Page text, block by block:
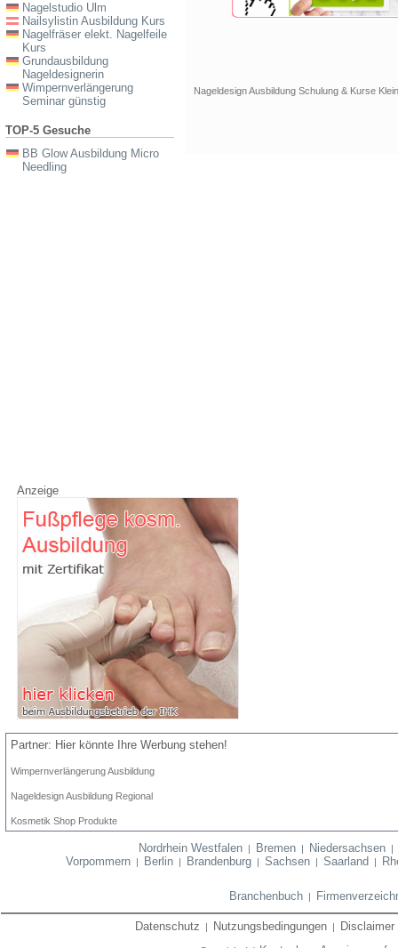
Nagelstudio Ulm
Nailsylistin Ausbildung Kurs
Nagelfräser elekt. Nagelfeile
Kurs
Grundausbildung
Nageldesignerin
Wimpernverlängerung
Seminar günstig
TOP-5 Gesuche
BB Glow Ausbildung Micro
Needling
Nageldesign Ausbildung Schulung & Kurse
Anzeige
Partner: Hier könnte Ihre Werbung stehen!
Wimpernverlängerung Ausbildung
Nageldesign Ausbildung Regional
Kosmetik Shop Produkte
Nordrhein Westfalen| Bremen| Niedersachsen|
Vorpommern| Berlin| Brandenburg| Sachsen| Saarland |
Branchenbuch|
Datenschutz | Nutzungsbedingungen | Disclaimer